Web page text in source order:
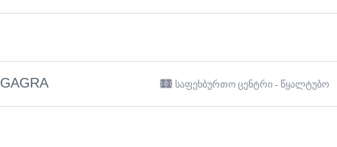
GAGRA საფეხბურთო ცენტრი - წყალტუბო